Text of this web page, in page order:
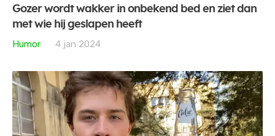
Gozer wordt wakker in onbekend bed en ziet dan
met wie hij geslapen heeft
Humor
4 jan 2024